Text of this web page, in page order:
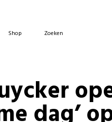
Shop Zoeken